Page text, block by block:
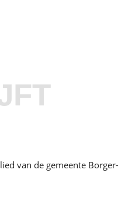
van de gemeente